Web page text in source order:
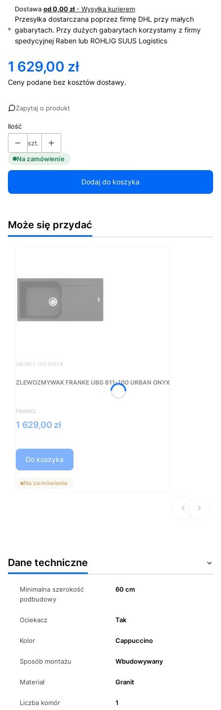
Dostawa od 0,00 zł - Wysyłka kurierem
Przesyłka dostarczana poprzez firmę DHL przy małych
gabarytach. Przy dużych gabarytach korzystamy z firmy
spedycyjnej Raben lub ROHLIG SUUS Logistics
Cena
1 629,00 zł
Ceny podane bez kosztów dostawy.
Zapytaj o produkt
Ilość
szt.
Na zamówienie
Dodaj do koszyka
Może się przydać
UBG611-100 ONYX
ZLEWOZMYWAK FRANKE UBG 611-100 URBAN ONYX
PRODUCENT
FRANKE
Cena
1 629,00 zł
Do koszyka
Na zamówienie
Dane techniczne
Minimalna szerokość
podbudowy
60 cm
Ociekacz Tak
Kolor Cappuccino
Sposób montażu Wbudowywany
Materiał Granit
Liczba komór 1